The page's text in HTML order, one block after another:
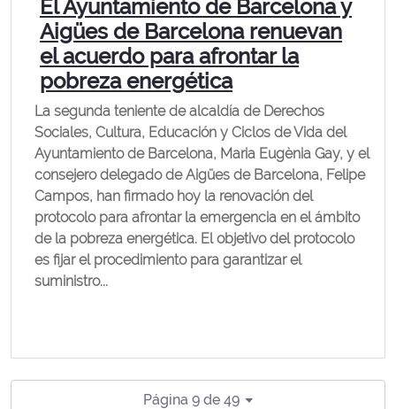
El Ayuntamiento de Barcelona y
Aigües de Barcelona renuevan
el acuerdo para afrontar la
pobreza energética
La segunda teniente de alcaldía de Derechos
Sociales, Cultura, Educación y Ciclos de Vida del
Ayuntamiento de Barcelona, Maria Eugènia Gay, y el
consejero delegado de Aigües de Barcelona, Felipe
Campos, han firmado hoy la renovación del
protocolo para afrontar la emergencia en el ámbito
de la pobreza energética. El objetivo del protocolo
es fijar el procedimiento para garantizar el
suministro...
Página 9 de 49